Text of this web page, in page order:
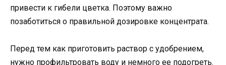
привести к гибели цветка. Поэтому важно
позаботиться о правильной дозировке концентрата.
Перед тем как приготовить раствор с удобрением,
нужно профильтровать воду и немного ее подогреть.